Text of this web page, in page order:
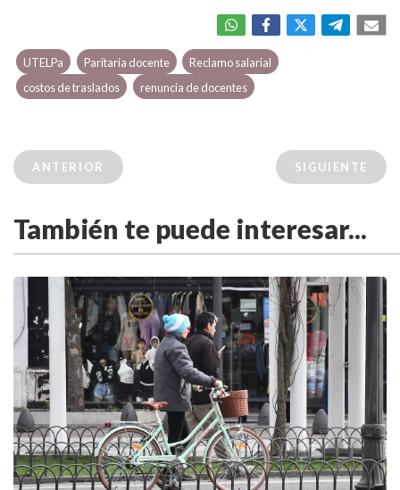
UTELPa Paritaria docente
Reclamo salarial
costos de traslados
renuncia de docentes
ANTERIOR SIGUIENTE
También te puede interesar...